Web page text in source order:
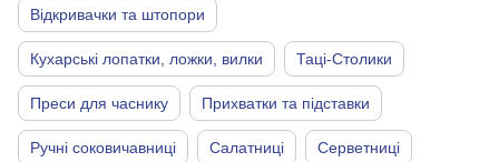
Відкривачки та штопори
Кухарські лопатки, ложки, вилки Таці-Столики
Преси для часнику Прихватки та підставки
Ручні соковичавниці Салатниці Серветниці